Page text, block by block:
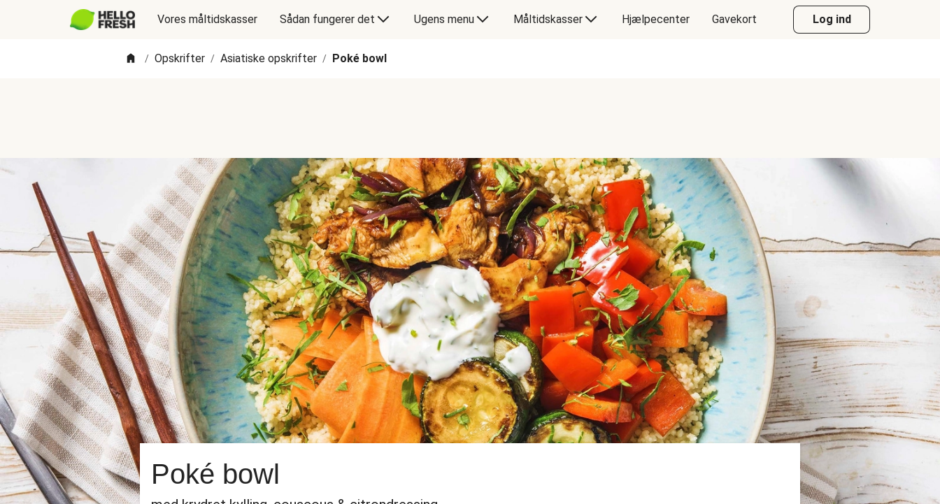
Vores måltidskasser Sådan fungerer det Ugens menu Måltidskasser Hjælpecenter Gavekort Log ind
/ Opskrifter / Asiatiske opskrifter / Poké bowl
Poké bowl